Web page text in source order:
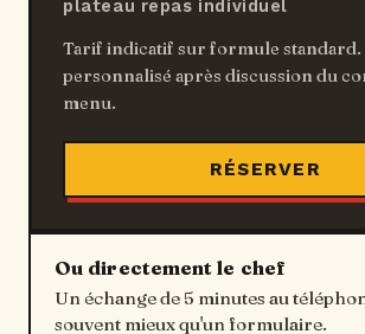
plateau repas individuel
Tarif indicatif sur formule standard.
personnalisé après discussion du
menu.
RÉSERVER
Ou directement le chef
Un échange de 5 minutes au
souvent mieux qu'un formulaire.